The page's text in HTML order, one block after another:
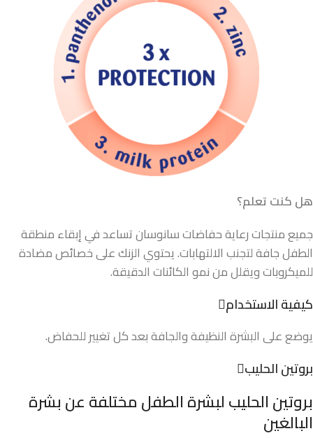
هل كنت تعلم؟
جميع منتجات رعاية حفاضات سانوسان تساعد في إبقاء منطقة
الطفل جافة لتجنب الالتهابات. يحتوي الزنك على خصائص مضادة
للميكروبات ويقلل من نمو الكائنات الدقيقة.
كيفية الاستخدام
يوضع على البشرة النظيفة والجافة بعد كل تغيير للحفاض.
بروتين الحليب
بروتين الحليب لبشرة الطفل مختلفة عن بشرة
البالغين